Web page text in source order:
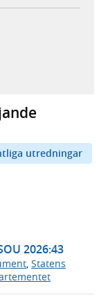
webbplats,
webbplats,
utredningar
2026:43
Statens